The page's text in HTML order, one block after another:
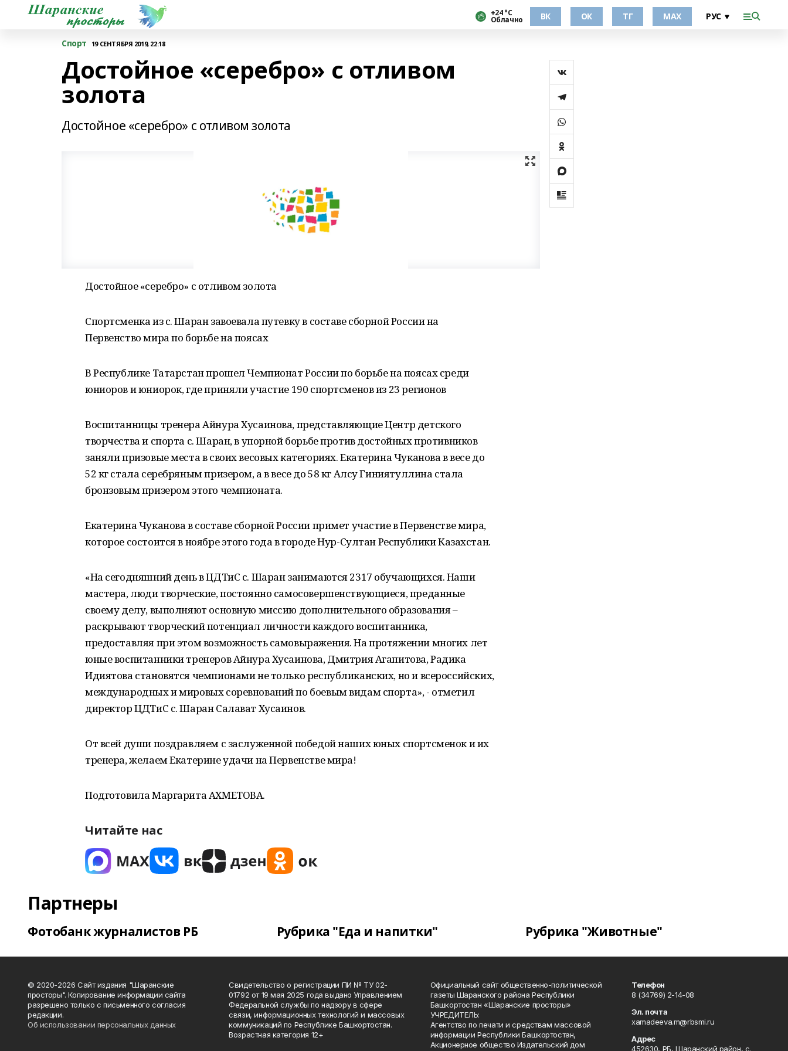
+24 °С
Облачно ВК ОК ТГ МАХ
Спорт 19 СЕНТЯБРЯ 2019, 22:18
Достойное «серебро» с отливом
золота
Достойное «серебро» с отливом золота
Достойное «серебро» с отливом золота
Спортсменка из с. Шаран завоевала путевку в составе сборной России на
Первенство мира по борьбе на поясах
В Республике Татарстан прошел Чемпионат России по борьбе на поясах среди
юниоров и юниорок, где приняли участие 190 спортсменов из 23 регионов
Воспитанницы тренера Айнура Хусаинова, представляющие Центр детского
творчества и спорта с. Шаран, в упорной борьбе против достойных противников
заняли призовые места в своих весовых категориях. Екатерина Чуканова в весе до
52 кг стала серебряным призером, а в весе до 58 кг Алсу Гиниятуллина стала
бронзовым призером этого чемпионата.
Екатерина Чуканова в составе сборной России примет участие в Первенстве мира,
которое состоится в ноябре этого года в городе Нур-Султан Республики Казахстан.
«На сегодняшний день в ЦДТиС с. Шаран занимаются 2317 обучающихся. Наши
мастера, люди творческие, постоянно самосовершенствующиеся, преданные
своему делу, выполняют основную миссию дополнительного образования –
раскрывают творческий потенциал личности каждого воспитанника,
предоставляя при этом возможность самовыражения. На протяжении многих лет
юные воспитанники тренеров Айнура Хусаинова, Дмитрия Агапитова, Радика
Идиятова становятся чемпионами не только республиканских, но и всероссийских,
международных и мировых соревнований по боевым видам спорта», - отметил
директор ЦДТиС с. Шаран Салават Хусаинов.
От всей души поздравляем с заслуженной победой наших юных спортсменок и их
тренера, желаем Екатерине удачи на Первенстве мира!
Подготовила Маргарита АХМЕТОВА.
Читайте нас
Партнеры
Фотобанк журналистов РБ Рубрика "Еда и напитки" Рубрика "Животные"
© 2020-2026 Сайт издания "Шаранские
просторы". Копирование информации сайта
разрешено только с письменного согласия
редакции.
Об использовании персональных данных
Свидетельство о регистрации ПИ № ТУ 02-
01792 от 19 мая 2025 года выдано Управлением
Федеральной службы по надзору в сфере
связи, информационных технологий и массовых
коммуникаций по Республике Башкортостан.
Возрастная категория 12+
Официальный сайт общественно-политической
газеты Шаранского района Республики
Башкортостан «Шаранские просторы»
УЧРЕДИТЕЛЬ:
Агентство по печати и средствам массовой
информации Республики Башкортостан,
Акционерное общество Издательский дом
Телефон
8 (34769) 2-14-08
Эл. почта
xamadeeva.m@rbsmi.ru
Адрес
452630, РБ, Шаранский район, с.